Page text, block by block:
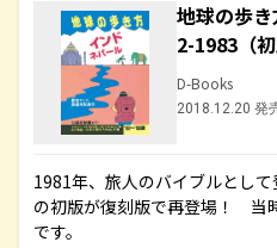
地球の歩
2-1983（初
D-Books
2018.12.20 発
1981年、旅人のバイブルとし
の初版が復刻版で再登場！ 当
です。